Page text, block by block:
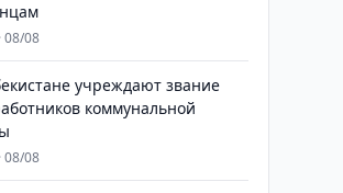
08/08
учреждают звание
коммунальной
08/08